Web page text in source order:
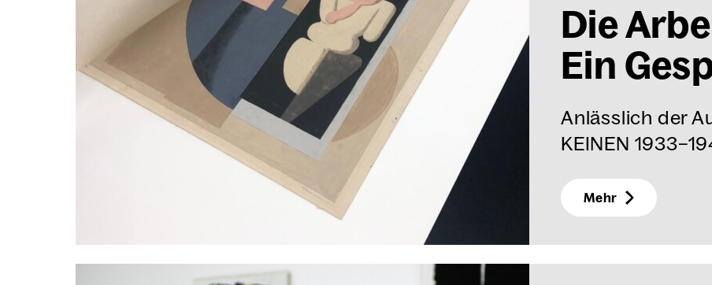
Die
Ein
Anlässlich der
KEINEN
Mehr